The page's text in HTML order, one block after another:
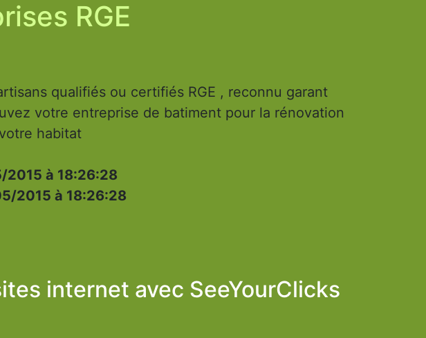
RGE
qualifiés ou certifiés RGE , reconnu garant
votre entreprise de batiment pour la rénovation
habitat
2015 à 18:26:28
2015 à 18:26:28
internet avec SeeYourClicks